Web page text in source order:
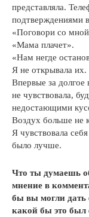
представляла.
подтверждениями
«Поговори со
«Мама плачет».
«Нам негде
Я не открывала
Впервые за долгое
не чувствовала,
недостающими
Воздух больше не
Я чувствовала
было лучше.
Что ты думаешь
мнение в
бы вы могли дать
какой бы это был